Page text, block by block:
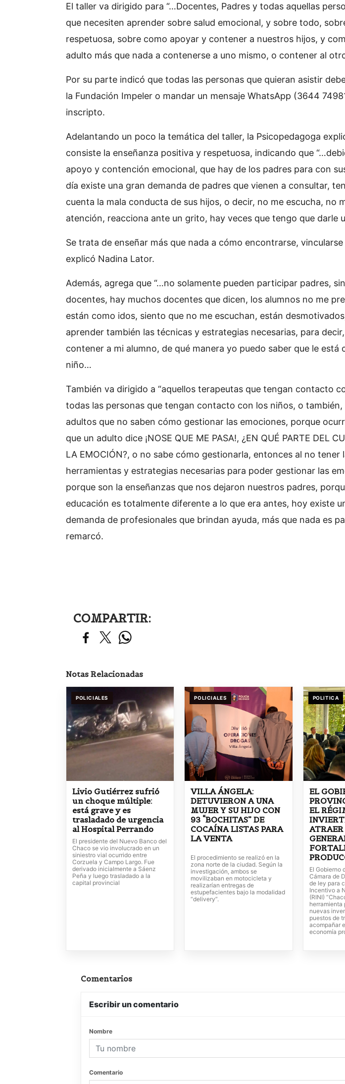
El taller va dirigido para “…Docentes, Padres y todas aquellas
que necesiten aprender sobre salud emocional, y sobre todo,
respetuosa, sobre como apoyar y contener a nuestros hijos, y
adulto más que nada a contenerse a uno mismo, o contener al
Por su parte indicó que todas las personas que quieran asistir
la Fundación Impeler o mandar un mensaje WhatsApp (3644
inscripto.
Adelantando un poco la temática del taller, la Psicopedagoga
consiste la enseñanza positiva y respetuosa, indicando que
apoyo y contención emocional, que hay de los padres para con
día existe una gran demanda de padres que vienen a consultar,
cuenta la mala conducta de sus hijos, o decir, no me escucha, no
atención, reacciona ante un grito, hay veces que tengo que darle
Se trata de enseñar más que nada a cómo encontrarse, vincularse
explicó Nadina Lator.
Además, agrega que “…no solamente pueden participar padres,
docentes, hay muchos docentes que dicen, los alumnos no me
están como idos, siento que no me escuchan, están
aprender también las técnicas y estrategias necesarias, para
contener a mi alumno, de qué manera yo puedo saber que le está
niño…
También va dirigido a “aquellos terapeutas que tengan contacto
todas las personas que tengan contacto con los niños, o
adultos que no saben cómo gestionar las emociones, porque
que un adulto dice ¡NOSE QUE ME PASA!, ¿EN QUÉ PARTE DEL
LA EMOCIÓN?, o no sabe cómo gestionarla, entonces al no tener
herramientas y estrategias necesarias para poder gestionar las
porque son la enseñanzas que nos dejaron nuestros padres,
educación es totalmente diferente a lo que era antes, hoy existe
demanda de profesionales que brindan ayuda, más que nada es
remarcó.
COMPARTIR:
Notas Relacionadas
POLICIALES
Livio Gutiérrez sufrió
un choque múltiple:
está grave y es
trasladado de urgencia
al Hospital Perrando
El presidente del Nuevo Banco del
Chaco se vio involucrado en un
siniestro vial ocurrido entre
Corzuela y Campo Largo. Fue
derivado inicialmente a Sáenz
Peña y luego trasladado a la
capital provincial
POLICIALES
VILLA ÁNGELA:
DETUVIERON A UNA
MUJER Y SU HIJO CON
93 “BOCHITAS” DE
COCAÍNA LISTAS PARA
LA VENTA
El procedimiento se realizó en la
zona norte de la ciudad. Según la
investigación, ambos se
movilizaban en motocicleta y
realizarían entregas de
estupefacientes bajo la modalidad
“delivery”.
POLITICA
EL
EL
ATRAER
El Gobierno
Cámara de
de ley para
Incentivo a
(RINI)
herramienta
nuevas
puestos de
acompañar
economía
Comentarios
Escribir un comentario
Nombre
Comentario